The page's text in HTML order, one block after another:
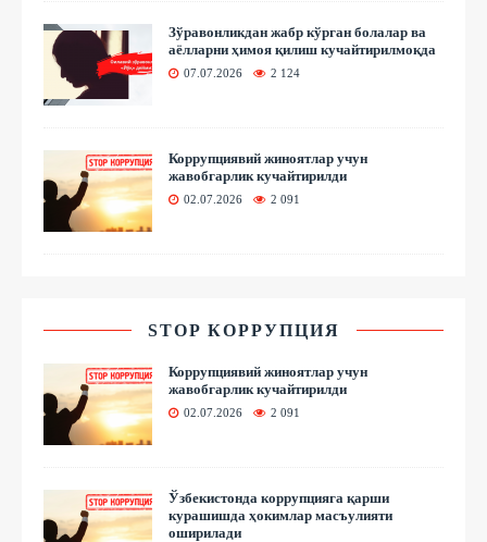
Зўравонликдан жабр кўрган болалар ва
аёлларни ҳимоя қилиш кучайтирилмоқда
07.07.2026 2 124
Коррупциявий жиноятлар учун
жавобгарлик кучайтирилди
02.07.2026 2 091
STOP КОРРУПЦИЯ
Коррупциявий жиноятлар учун
жавобгарлик кучайтирилди
02.07.2026 2 091
Ўзбекистонда коррупцияга қарши
курашишда ҳокимлар масъулияти
оширилади